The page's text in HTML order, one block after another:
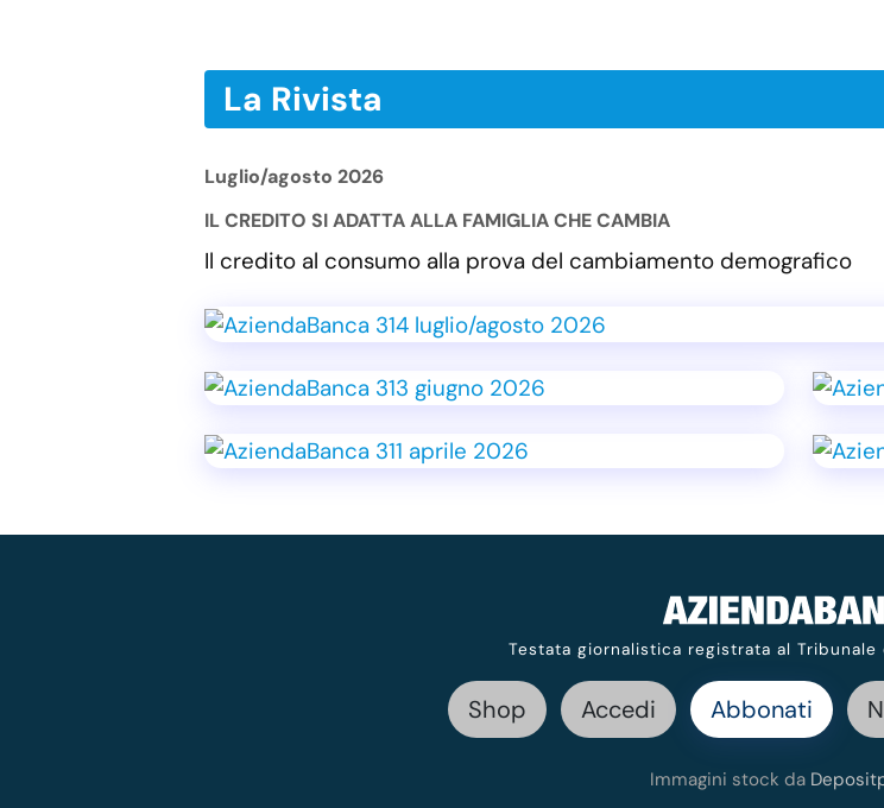
La Rivista
Luglio/agosto 2026
IL CREDITO SI ADATTA ALLA FAMIGLIA CHE CAMBIA
Il credito al consumo alla prova del cambiamento demografico
Testata giornalistica registrata al
Shop Accedi Abbonati
Immagini stock da